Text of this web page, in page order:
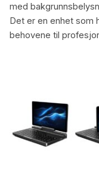
med
Det er en enhet som
behovene til